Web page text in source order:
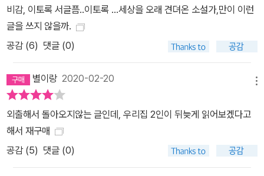
비감, 이토록 서글픔..이토록 ...세상을 오래 견뎌온 소설가,만이 이런
글을 쓰지 않을까.
공감 (6) 댓글 (0)
별이랑 2020-02-20
외출해서 돌아오지않는 글인데, 우리집 2인이 뒤늦게 읽어보겠다고
해서 재구매
공감 (5) 댓글 (0)